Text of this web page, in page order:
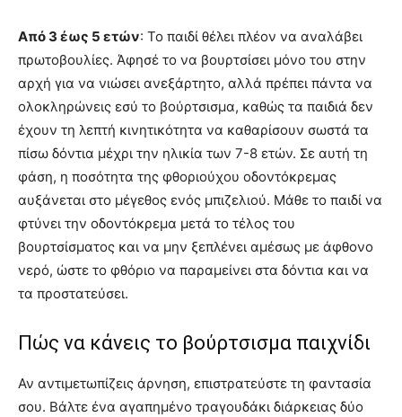
Από 3 έως 5 ετών: Το παιδί θέλει πλέον να αναλάβει
πρωτοβουλίες. Άφησέ το να βουρτσίσει μόνο του στην
αρχή για να νιώσει ανεξάρτητο, αλλά πρέπει πάντα να
ολοκληρώνεις εσύ το βούρτσισμα, καθώς τα παιδιά δεν
έχουν τη λεπτή κινητικότητα να καθαρίσουν σωστά τα
πίσω δόντια μέχρι την ηλικία των 7-8 ετών. Σε αυτή τη
φάση, η ποσότητα της φθοριούχου οδοντόκρεμας
αυξάνεται στο μέγεθος ενός μπιζελιού. Μάθε το παιδί να
φτύνει την οδοντόκρεμα μετά το τέλος του
βουρτσίσματος και να μην ξεπλένει αμέσως με άφθονο
νερό, ώστε το φθόριο να παραμείνει στα δόντια και να
τα προστατεύσει.
Πώς να κάνεις το βούρτσισμα παιχνίδι
Αν αντιμετωπίζεις άρνηση, επιστρατεύστε τη φαντασία
σου. Βάλτε ένα αγαπημένο τραγουδάκι διάρκειας δύο